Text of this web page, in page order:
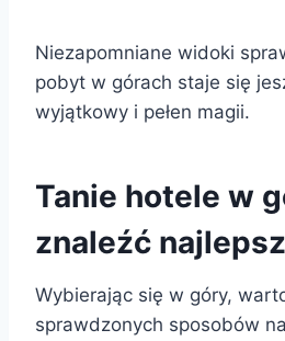
Niezapomniane widoki
pobyt w górach staje się
wyjątkowy i pełen magii.
Tanie hotele w
znaleźć
Wybierając się w góry,
sprawdzonych sposobów